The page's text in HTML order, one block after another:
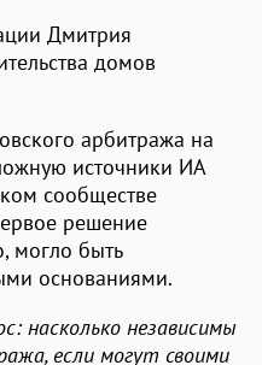
Дмитрия
домов
арбитража на
источники ИА
сообществе
решение
могло быть
основаниями.
насколько независимы
если могут своими